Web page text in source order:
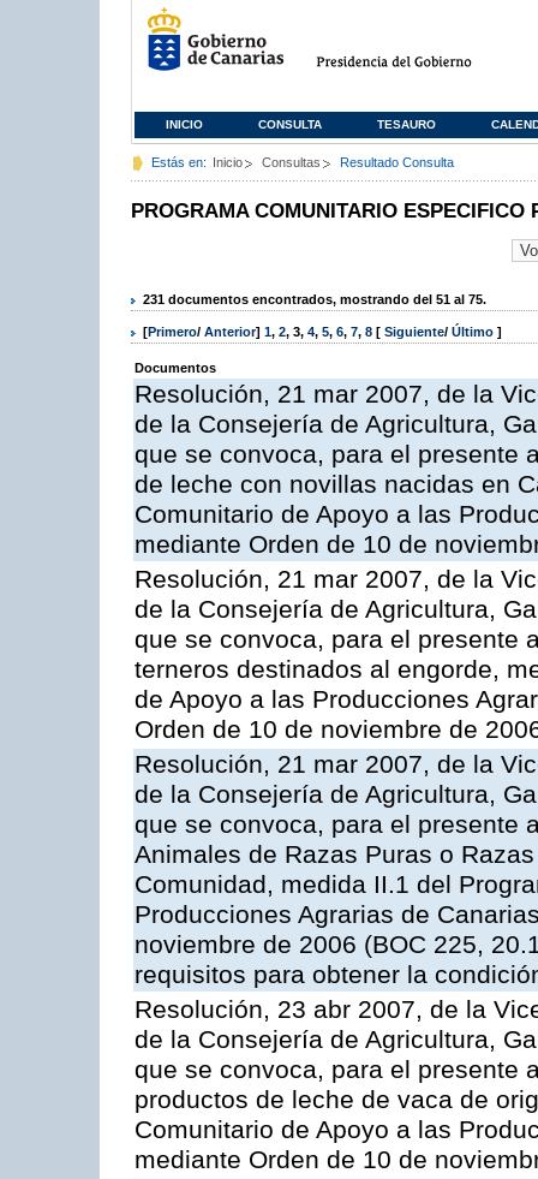
INICIO CONSULTA TESAURO
Estás en: Inicio Consultas Resultado Consulta
PROGRAMA COMUNITARIO ESPECIFICO
231 documentos encontrados, mostrando del 51 al 75.
[Primero/ Anterior] 1, 2, 3, 4, 5, 6, 7, 8 [ Siguiente/ Último ]
Documentos
Resolución, 21 mar 2007, de la
de la Consejería de Agricultura,
que se convoca, para el presente
de leche con novillas nacidas en
Comunitario de Apoyo a las
mediante Orden de 10 de
Resolución, 21 mar 2007, de la
de la Consejería de Agricultura,
que se convoca, para el presente
terneros destinados al engorde,
de Apoyo a las Producciones
Orden de 10 de noviembre de
Resolución, 21 mar 2007, de la
de la Consejería de Agricultura,
que se convoca, para el presente
Animales de Razas Puras o
Comunidad, medida II.1 del
Producciones Agrarias de
noviembre de 2006 (BOC 225,
requisitos para obtener la
Resolución, 23 abr 2007, de la
de la Consejería de Agricultura,
que se convoca, para el presente
productos de leche de vaca de
Comunitario de Apoyo a las
mediante Orden de 10 de